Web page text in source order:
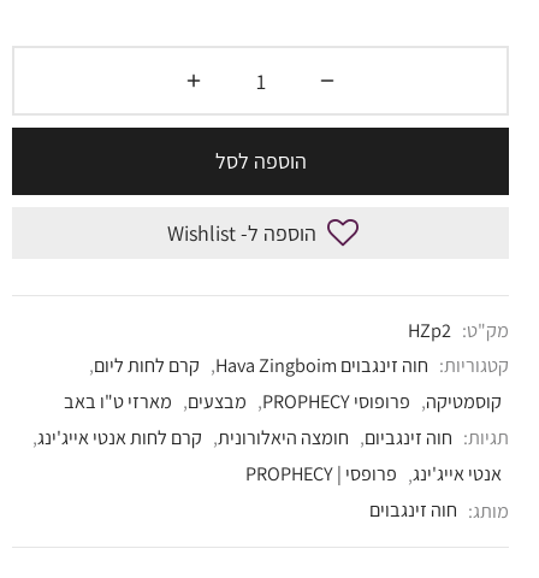
הוספה לסל
הוספה ל- Wishlist
מק"ט: HZp2
קטגוריות: חוה זינגבוים Hava Zingboim , קרם לחות ליום,
קוסמטיקה, פרופוסי PROPHECY , מבצעים, מארזי ט"ו באב
תגיות: חוה זינגביום, חומצה היאלורונית, קרם לחות אנטי אייג'ינג,
אנטי אייג'ינג, פרופסי | PROPHECY
מותג: חוה זינגבוים